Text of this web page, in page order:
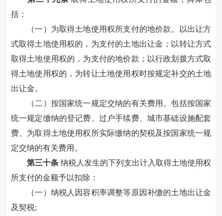
括：
（一）为取得土地使用权所支付的地价款。
以出让方
式取得土地使用权的，为支付的土地出让金； 以转让方式
取得土地使用权的，为支付的地价款； 以行政划拨方式取
得土地使用权的，为转让土地使用权时按规定补交的土地
出让金。
（二）按国家统一规定交纳的有关费用 。包括按国家
统一规定缴纳的登记费 、过户手续费、 城市基础设施配套
费 、为取得土地使用权所实际缴纳的契税及按国家统一规
定交纳的有关费用 。
第三十条 纳税人发生的下列支出计入取得土地使用权
所支付的金额予以扣除：
（一） 纳税人因容积率调整等原因补缴的土地出让金
及契税;